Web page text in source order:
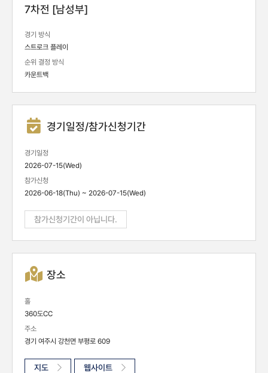
7차전 [남성부]
경기 방식
스트로크 플레이
순위 결정 방식
카운트백
경기일정/참가신청기간
경기일정
2026-07-15(Wed)
참가신청
2026-06-18(Thu) ~ 2026-07-15(Wed)
참가신청기간이 아닙니다.
장소
홀
360도CC
주소
경기 여주시 강천면 부평로 609
지도 웹사이트